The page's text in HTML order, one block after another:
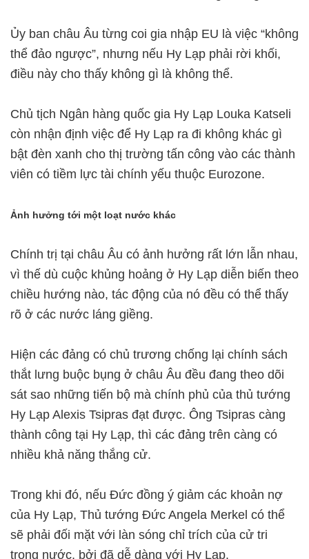
Ủy ban châu Âu từng coi gia nhập EU là việc “không
thể đảo ngược”, nhưng nếu Hy Lạp phải rời khối,
điều này cho thấy không gì là không thể.
Chủ tịch Ngân hàng quốc gia Hy Lạp Louka Katseli
còn nhận định việc để Hy Lạp ra đi không khác gì
bật đèn xanh cho thị trường tấn công vào các thành
viên có tiềm lực tài chính yếu thuộc Eurozone.
Ảnh hưởng tới một loạt nước khác
Chính trị tại châu Âu có ảnh hưởng rất lớn lẫn nhau,
vì thế dù cuộc khủng hoảng ở Hy Lạp diễn biến theo
chiều hướng nào, tác động của nó đều có thể thấy
rõ ở các nước láng giềng.
Hiện các đảng có chủ trương chống lại chính sách
thắt lưng buộc bụng ở châu Âu đều đang theo dõi
sát sao những tiến bộ mà chính phủ của thủ tướng
Hy Lạp Alexis Tsipras đạt được. Ông Tsipras càng
thành công tại Hy Lạp, thì các đảng trên càng có
nhiều khả năng thắng cử.
Trong khi đó, nếu Đức đồng ý giảm các khoản nợ
của Hy Lạp, Thủ tướng Đức Angela Merkel có thể
sẽ phải đối mặt với làn sóng chỉ trích của cử tri
trong nước, bởi đã dễ dàng với Hy Lạp.